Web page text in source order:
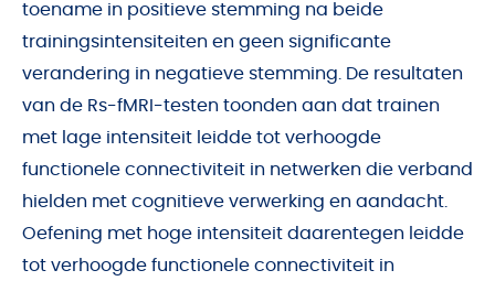
toename in positieve stemming na beide
trainingsintensiteiten en geen significante
verandering in negatieve stemming. De resultaten
van de Rs-fMRI-testen toonden aan dat trainen
met lage intensiteit leidde tot verhoogde
functionele connectiviteit in netwerken die verband
hielden met cognitieve verwerking en aandacht.
Oefening met hoge intensiteit daarentegen leidde
tot verhoogde functionele connectiviteit in